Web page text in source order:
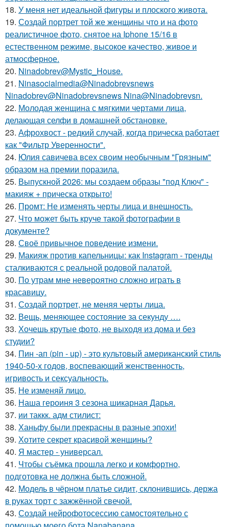
18. У меня нет идеальной фигуры и плоского живота.
19. Создай портрет той же женщины что и на фото
реалистичное фото, снятое на Iphone 15/16 в
естественном режиме, высокое качество, живое и
атмосферное.
20. Ninadobrev@Mystic_House.
21. Ninasocialmedia@Ninadobrevsnews
Ninadobrev@Ninadobrevsnews Nina@Ninadobrevsn.
22. Молодая женщина с мягкими чертами лица,
делающая селфи в домашней обстановке.
23. Афрохвост - редкий случай, когда прическа работает
как "Фильтр Уверенности".
24. Юлия савичева всех своим необычным "Грязным"
образом на премии поразила.
25. Выпускной 2026: мы создаем образы "под Ключ" -
макияж + прическа открыто!
26. Промт: Не изменять черты лица и внешность.
27. Что может быть круче такой фотографии в
документе?
28. Своё привычное поведение измени.
29. Макияж против капельницы: как Instagram - тренды
сталкиваются с реальной родовой палатой.
30. По утрам мне невероятно сложно играть в
красавицу.
31. Создай портрет, не меняя черты лица.
32. Вещь, меняющее состояние за секунду ….
33. Хочешь крутые фото, не выходя из дома и без
студии?
34. Пин -ап (pin - up) - это культовый американский стиль
1940-50-х годов, воспевающий женственность,
игривость и сексуальность.
35. Не изменяй лицо.
36. Наша героиня 3 сезона шикарная Дарья.
37. ии таккк. адм стилист:
38. Ханьфу были прекрасны в разные эпохи!
39. Хотите секрет красивой женщины?
40. Я мастер - универсал.
41. Чтобы съёмка прошла легко и комфортно,
подготовка не должна быть сложной.
42. Модель в чёрном платье сидит, склонившись, держа
в руках торт с зажжённой свечой.
43. Создай нейрофотосессию самостоятельно с